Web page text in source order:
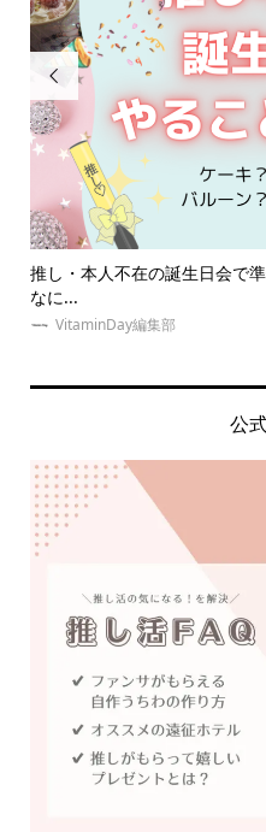

のって 同担拒否とはどんな心理
の意...
VitaminDay編集部
公